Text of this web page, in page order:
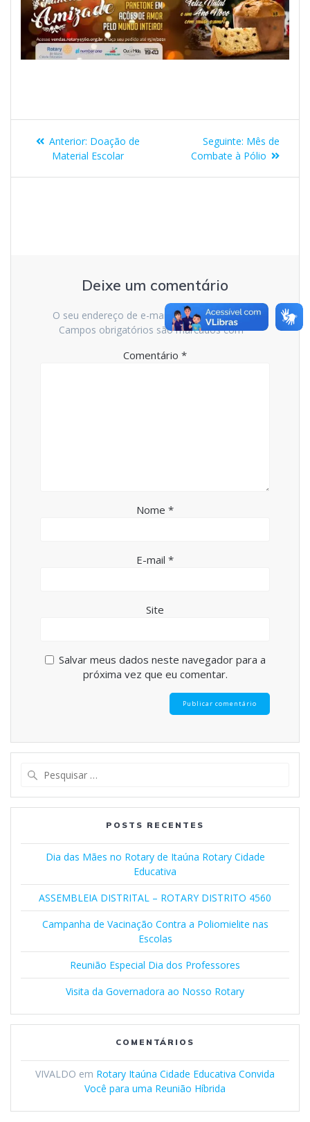
Anterior: Doação de
Material Escolar
Seguinte: Mês de
Combate à Pólio
Deixe um comentário
O seu endereço de e-mail não será publicado.
Campos obrigatórios são marcados com*
Comentário *
Nome *
E-mail *
Site
Salvar meus dados neste navegador para a
próxima vez que eu comentar.
POSTS RECENTES
Dia das Mães no Rotary de Itaúna Rotary Cidade
Educativa
ASSEMBLEIA DISTRITAL – ROTARY DISTRITO 4560
Campanha de Vacinação Contra a Poliomielite nas
Escolas
Reunião Especial Dia dos Professores
Visita da Governadora ao Nosso Rotary
COMENTÁRIOS
VIVALDO em Rotary Itaúna Cidade Educativa Convida
Você para uma Reunião Híbrida